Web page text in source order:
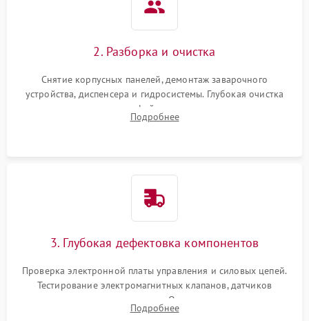
2. Разборка и очистка
Снятие корпусных панелей, демонтаж заварочного
устройства, диспенсера и гидросистемы. Глубокая очистка
внутренних узлов от кофейных масел, жмыха и накипи.
Промывка дренажных каналов и фильтров с использованием
Подробнее
3. Глубокая дефектовка компонентов
Проверка электронной платы управления и силовых цепей.
Тестирование электромагнитных клапанов, датчиков
температуры и расходомера. Оценка степени износа
жерновов кофемолки, уплотнительных колец гидросистемы
Подробнее